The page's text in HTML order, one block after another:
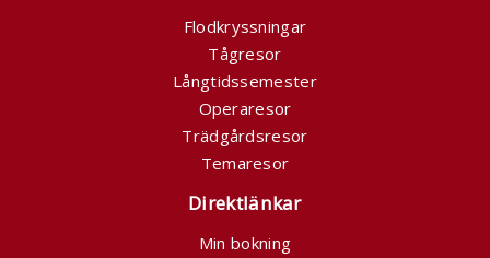
Flodkryssningar
Tågresor
Långtidssemester
Operaresor
Trädgårdsresor
Temaresor
Direktlänkar
Min bokning